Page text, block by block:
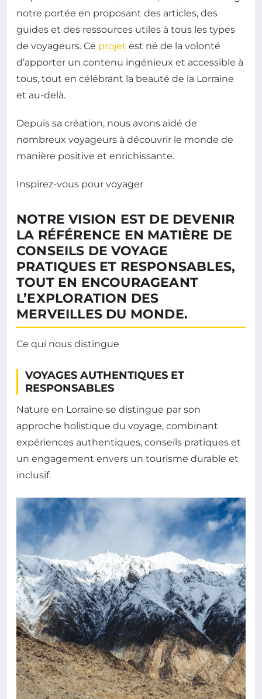
notre portée en proposant des articles, des
guides et des ressources utiles à tous les types
de voyageurs. Ce projet est né de la volonté
d’apporter un contenu ingénieux et accessible à
tous, tout en célébrant la beauté de la Lorraine
et au-delà.
Depuis sa création, nous avons aidé de
nombreux voyageurs à découvrir le monde de
manière positive et enrichissante.
Inspirez-vous pour voyager
NOTRE VISION EST DE DEVENIR
LA RÉFÉRENCE EN MATIÈRE DE
CONSEILS DE VOYAGE
PRATIQUES ET RESPONSABLES,
TOUT EN ENCOURAGEANT
L’EXPLORATION DES
MERVEILLES DU MONDE.
Ce qui nous distingue
VOYAGES AUTHENTIQUES ET
RESPONSABLES
Nature en Lorraine se distingue par son
approche holistique du voyage, combinant
expériences authentiques, conseils pratiques et
un engagement envers un tourisme durable et
inclusif.